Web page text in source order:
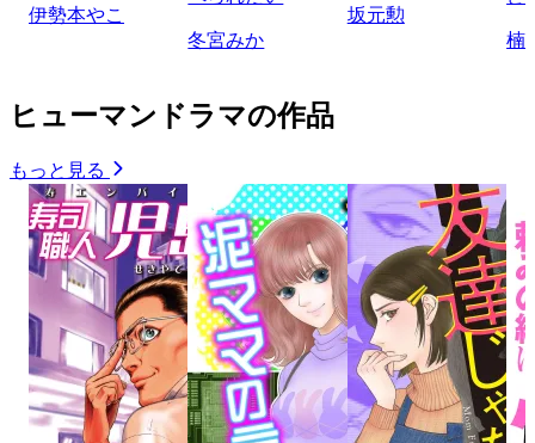
伊勢本やこ
冬宮みか
坂元勲
楠
ヒューマンドラマの作品
もっと見る